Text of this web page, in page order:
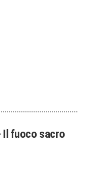
Il fuoco sacro